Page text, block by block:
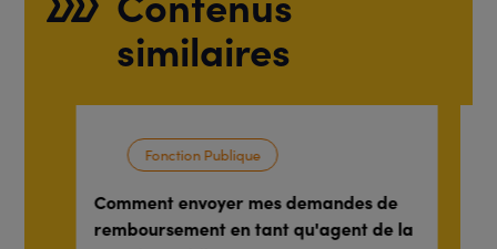
similaires
Fonction Publique
Comment envoyer mes demandes de
remboursement en tant qu'agent de la